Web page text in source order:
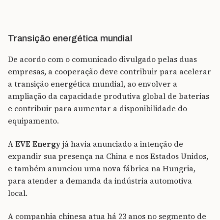
Transição energética mundial
De acordo com o comunicado divulgado pelas duas
empresas, a cooperação deve contribuir para acelerar
a transição energética mundial, ao envolver a
ampliação da capacidade produtiva global de baterias
e contribuir para aumentar a disponibilidade do
equipamento.
AEVE Energyjá havia anunciado a intenção de
expandir sua presença na China e nos Estados Unidos,
e também anunciou uma nova fábrica na Hungria,
para atender a demanda da indústria automotiva
local.
A companhia chinesa atua há 23 anos no segmento de